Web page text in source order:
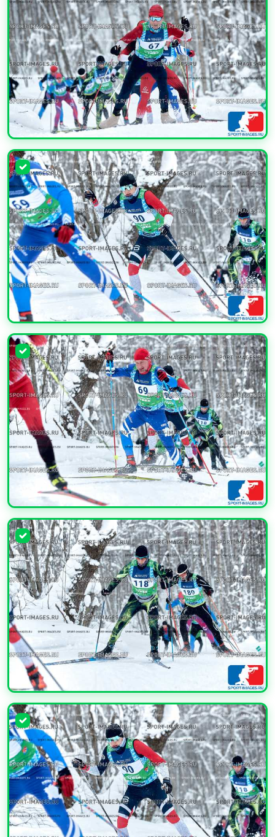
УВЕЛИЧИТЬ
УВЕЛИЧИТЬ
УВЕЛИЧИТЬ
УВЕЛИЧИТЬ